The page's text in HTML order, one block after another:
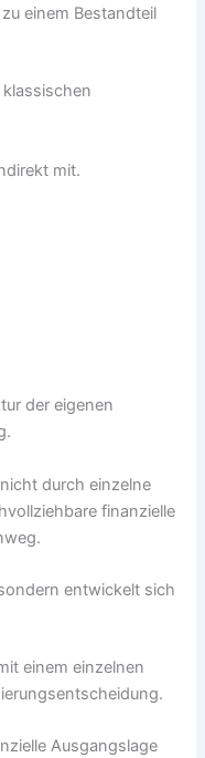
einem Bestandteil
mit.
der eigenen
durch einzelne
finanzielle
entwickelt sich
einem einzelnen
Ausgangslage